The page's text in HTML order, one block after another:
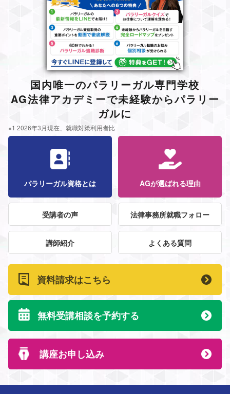
※1 2026年3月現在、就職対策利用者比
国内唯一のパラリーガル専門学校
AG法律アカデミーで未経験からパラリー
ガルに
パラリーガル資格とは AGが選ばれる理由
受講者の声 法律事務所就職フォロー
講師紹介 よくある質問
資料請求はこちら
無料受講相談を予約する
講座お申し込み